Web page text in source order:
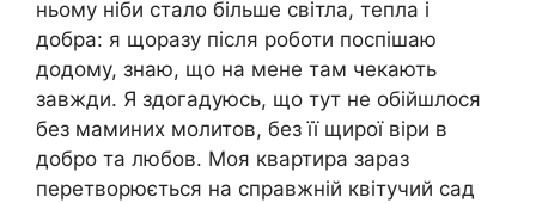
ньому ніби стало більше світла, тепла і
добра: я щоразу після роботи поспішаю
додому, знаю, що на мене там чекають
завжди. Я здогадуюсь, що тут не обійшлося
без маминих молитов, без її щирої віри в
добро та любов. Моя квартира зараз
перетворюється на справжній квітучий сад